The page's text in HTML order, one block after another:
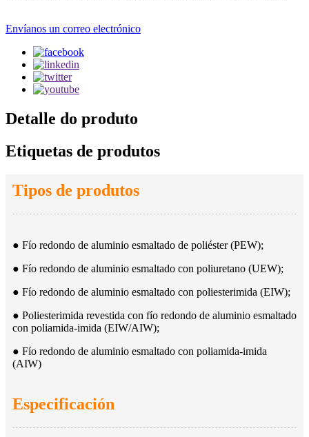
Envíanos un correo electrónico
Detalle do produto
Etiquetas de produtos
Tipos de produtos
● Fío redondo de aluminio esmaltado de poliéster (PEW);
● Fío redondo de aluminio esmaltado con poliuretano (UEW);
● Fío redondo de aluminio esmaltado con poliesterimida (EIW);
● Poliesterimida revestida con fío redondo de aluminio esmaltado
con poliamida-imida (EIW/AIW);
● Fío redondo de aluminio esmaltado con poliamida-imida
(AIW)
Especificación